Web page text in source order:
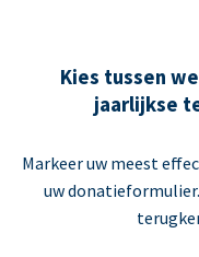
Kies tussen
jaarlijkse
Markeer uw meest
uw